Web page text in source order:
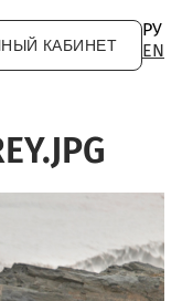
КАБИНЕТ
РУ
EN